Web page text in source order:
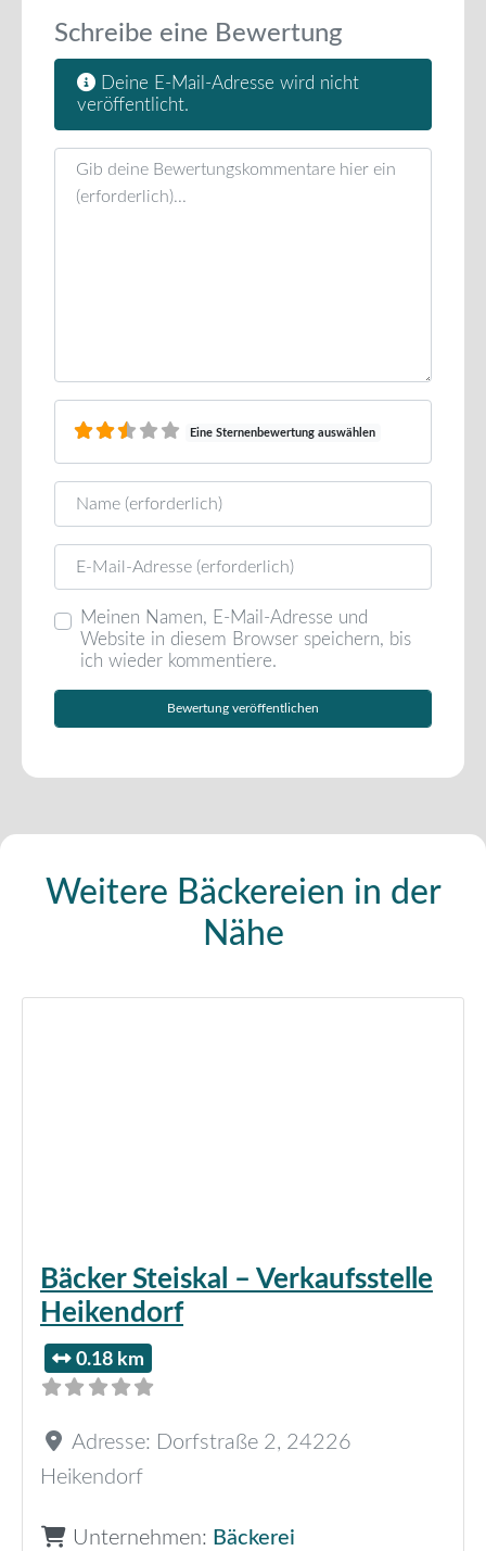
Schreibe eine Bewertung
Deine E-Mail-Adresse wird nicht
veröffentlicht.
Rezensionstext
Eine Sternenbewertung auswählen
Name
E-Mail
Meinen Namen, E-Mail-Adresse und
Website in diesem Browser speichern, bis
ich wieder kommentiere.
Weitere Bäckereien in der
Nähe
Bäcker Steiskal – Verkaufsstelle
Heikendorf
0.18 km
Adresse: Dorfstraße 2, 24226
Heikendorf
Unternehmen: Bäckerei